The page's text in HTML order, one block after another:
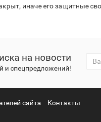
иначе его защитные
на новости
и спецпредложений!
сайта Контакты